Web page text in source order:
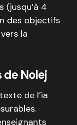
(jusqu’à 4
des objectifs
la
de Nolej
de l’ia